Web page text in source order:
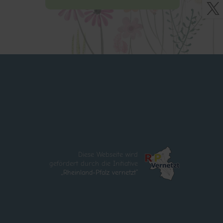
Diese Webseite wird
gefördert durch die Initiative
„Rheinland-Pfalz vernetzt“